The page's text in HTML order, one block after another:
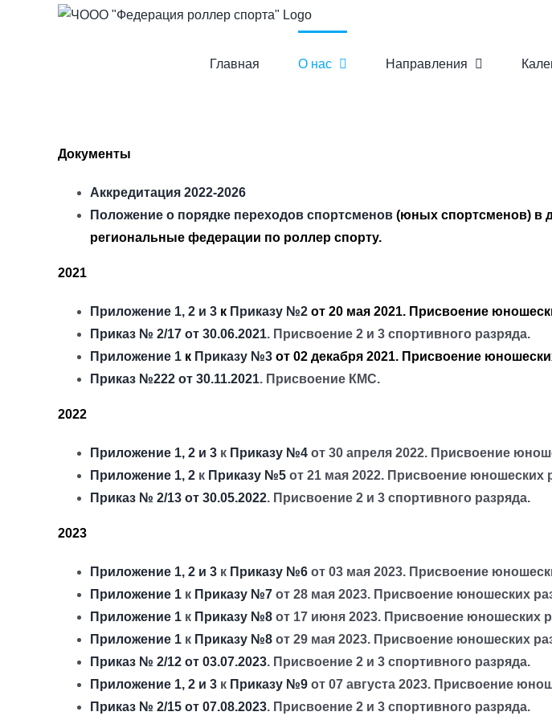
Главная О нас Направления
Документы
Аккредитация 2022-2026
Положение о порядке переходов спортсменов (юных спортсменов) в
региональные федерации по роллер спорту.
2021
Приложение 1, 2 и 3 к Приказу №2 от 20 мая 2021. Присвоение
Приказ № 2/17 от 30.06.2021. Присвоение 2 и 3 спортивного разряда.
Приложение 1 к Приказу №3 от 02 декабря 2021. Присвоение
Приказ №222 от 30.11.2021. Присвоение КМС.
2022
Приложение 1, 2 и 3 к Приказу №4 от 30 апреля 2022. Присвоение
Приложение 1, 2 к Приказу №5 от 21 мая 2022. Присвоение юношеских
Приказ № 2/13 от 30.05.2022. Присвоение 2 и 3 спортивного разряда.
2023
Приложение 1, 2 и 3 к Приказу №6 от 03 мая 2023. Присвоение
Приложение 1 к Приказу №7 от 28 мая 2023. Присвоение юношеских
Приложение 1 к Приказу №8 от 17 июня 2023. Присвоение юношеских
Приложение 1 к Приказу №8 от 29 мая 2023. Присвоение юношеских
Приказ № 2/12 от 03.07.2023. Присвоение 2 и 3 спортивного разряда.
Приложение 1, 2 и 3 к Приказу №9 от 07 августа 2023. Присвоение
Приказ № 2/15 от 07.08.2023. Присвоение 2 и 3 спортивного разряда.